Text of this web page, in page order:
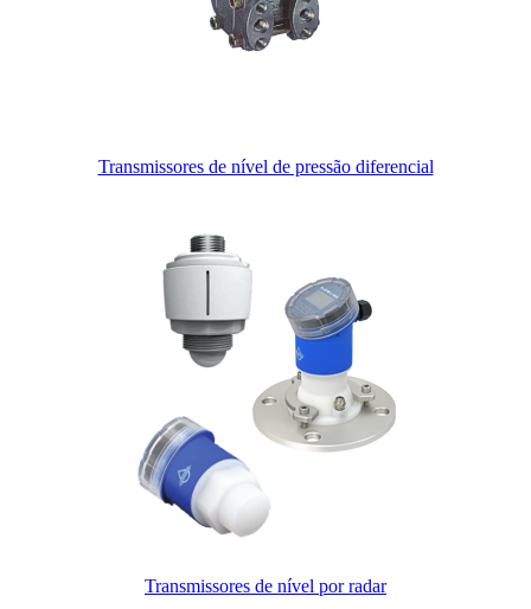
Transmissores de nível de pressão diferencial
Transmissores de nível por radar